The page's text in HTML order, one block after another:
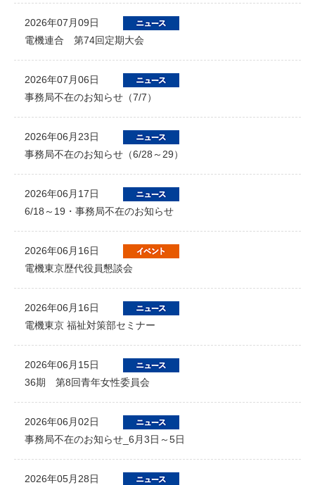
2026年07月09日
電機連合 第74回定期大会
2026年07月06日
事務局不在のお知らせ（7/7）
2026年06月23日
事務局不在のお知らせ（6/28～29）
2026年06月17日
6/18～19・事務局不在のお知らせ
2026年06月16日
電機東京歴代役員懇談会
2026年06月16日
電機東京 福祉対策部セミナー
2026年06月15日
36期 第8回青年女性委員会
2026年06月02日
事務局不在のお知らせ_6月3日～5日
2026年05月28日